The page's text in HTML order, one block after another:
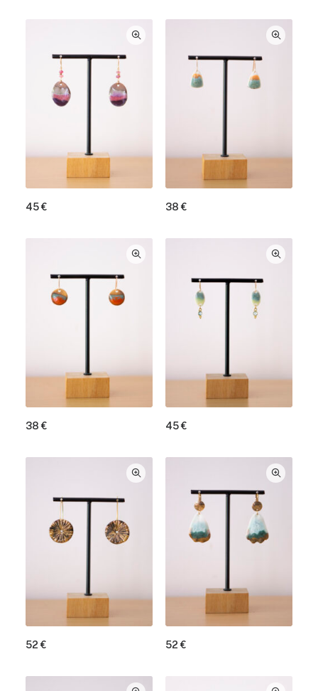
45€ 38€
38€ 45€
52€ 52€